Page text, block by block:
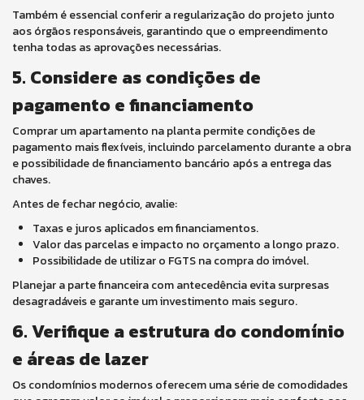
Também é essencial conferir a regularização do projeto junto
aos órgãos responsáveis, garantindo que o empreendimento
tenha todas as aprovações necessárias.
5. Considere as condições de
pagamento e financiamento
Comprar um apartamento na planta permite condições de
pagamento mais flexíveis, incluindo parcelamento durante a obra
e possibilidade de financiamento bancário após a entrega das
chaves.
Antes de fechar negócio, avalie:
Taxas e juros aplicados em financiamentos.
Valor das parcelas e impacto no orçamento a longo prazo.
Possibilidade de utilizar o FGTS na compra do imóvel.
Planejar a parte financeira com antecedência evita surpresas
desagradáveis e garante um investimento mais seguro.
6. Verifique a estrutura do condomínio
e áreas de lazer
Os condomínios modernos oferecem uma série de comodidades